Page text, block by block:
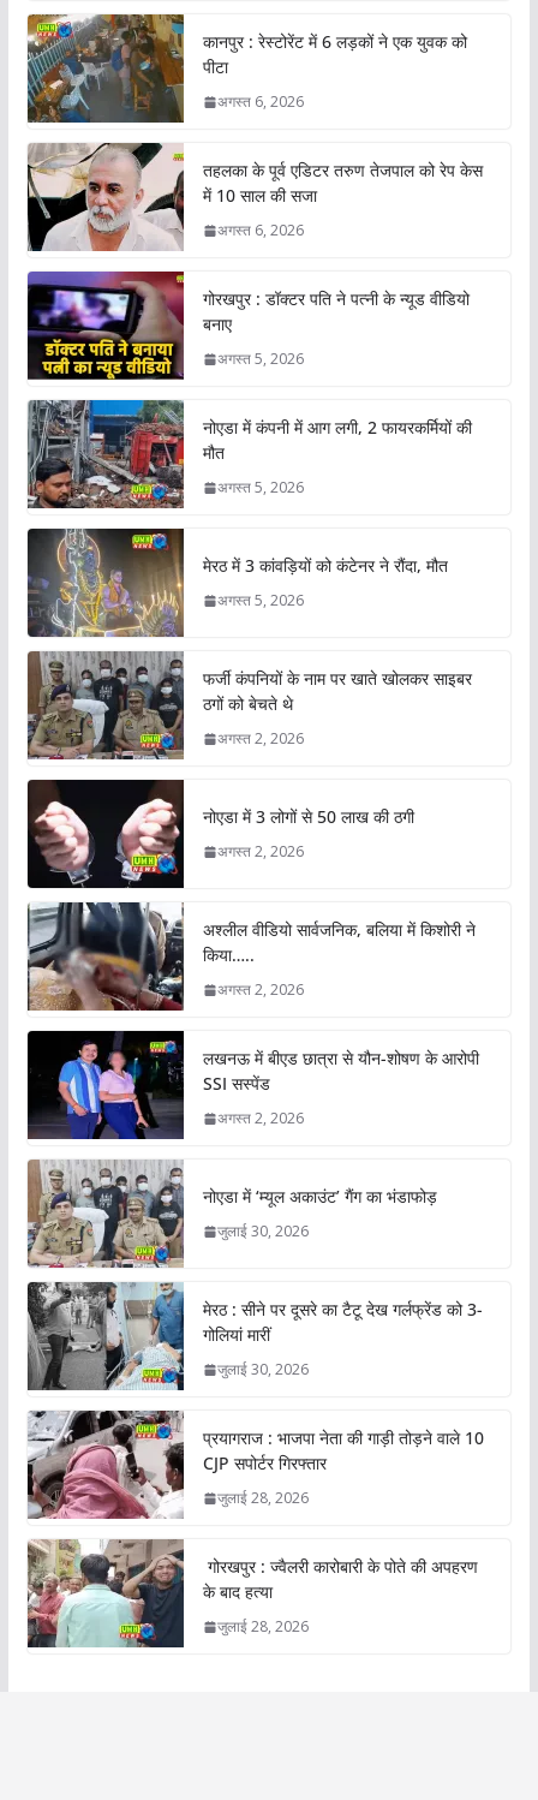
कानपुर : रेस्टोरेंट में 6 लड़कों ने एक युवक को
पीटा
अगस्त 6, 2026
तहलका के पूर्व एडिटर तरुण तेजपाल को रेप केस
में 10 साल की सजा
अगस्त 6, 2026
गोरखपुर : डॉक्टर पति ने पत्नी के न्यूड वीडियो
बनाए
अगस्त 5, 2026
नोएडा में कंपनी में आग लगी, 2 फायरकर्मियों की
मौत
अगस्त 5, 2026
मेरठ में 3 कांवड़ियों को कंटेनर ने रौंदा, मौत
अगस्त 5, 2026
फर्जी कंपनियों के नाम पर खाते खोलकर साइबर
ठगों को बेचते थे
अगस्त 2, 2026
नोएडा में 3 लोगों से 50 लाख की ठगी
अगस्त 2, 2026
अश्लील वीडियो सार्वजनिक, बलिया में किशोरी ने
किया…..
अगस्त 2, 2026
लखनऊ में बीएड छात्रा से यौन-शोषण के आरोपी
SSI सस्पेंड
अगस्त 2, 2026
नोएडा में ‘म्यूल अकाउंट’ गैंग का भंडाफोड़
जुलाई 30, 2026
मेरठ : सीने पर दूसरे का टैटू देख गर्लफ्रेंड को 3-
गोलियां मारीं
जुलाई 30, 2026
प्रयागराज : भाजपा नेता की गाड़ी तोड़ने वाले 10
CJP सपोर्टर गिरफ्तार
जुलाई 28, 2026
गोरखपुर : ज्वैलरी कारोबारी के पोते की अपहरण
के बाद हत्या
जुलाई 28, 2026